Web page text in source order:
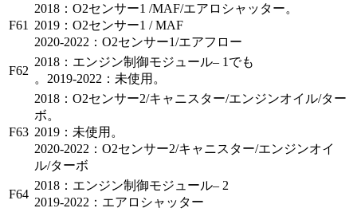
F61
2018：O2センサー1 /MAF/エアロシャッター。
2019：O2センサー1 / MAF
2020-2022：O2センサー1/エアフロー
F62
2018：エンジン制御モジュール– 1でも
。2019-2022：未使用。
F63
2018：O2センサー2/キャニスター/エンジンオイル/ター
ボ。
2019：未使用。
2020-2022：O2センサー2/キャニスター/エンジンオイ
ル/ターボ
F64
2018：エンジン制御モジュール– 2
2019-2022：エアロシャッター